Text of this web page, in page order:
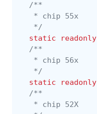
/**
   * chip 55x
   */
static
readonly
/**
   * chip 56x
   */
static
readonly
/**
   * chip 52X